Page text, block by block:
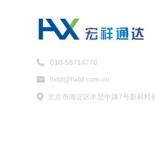
010-58714770
hxtd@hxtd.com.cn
北京市海淀区丰慧中路7号新材料